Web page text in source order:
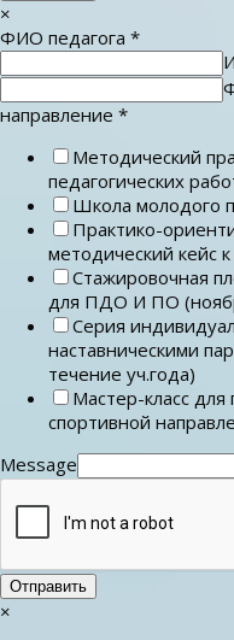
×
ФИО педагога *
направление *
Методический
педагогических
Школа молодого
Практико-
методический кейс
Стажировочная
для ПДО И ПО
Серия
наставническими
течение уч.года)
Мастер-класс для
спортивной
Message
Отправить
×